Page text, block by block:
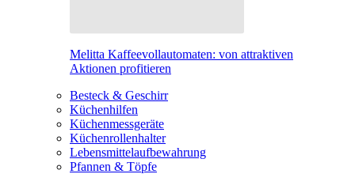
Melitta Kaffeevollautomaten: von attraktiven
Aktionen profitieren
Besteck & Geschirr
Küchenhilfen
Küchenmessgeräte
Küchenrollenhalter
Lebensmittelaufbewahrung
Pfannen & Töpfe